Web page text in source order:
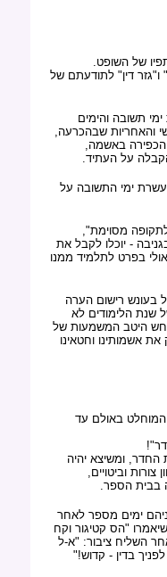
של השופט.
דין" לתודעתם של
תשובה והימים
והאחריות שבהכרעה,
הכפירה באשמה,
על העתיד.
ימי התשובה על
מסוימת",
- יוכלו לקבל את
בפרט לתלמיד ממנו
בעונש רישום הערה
שנת הלימודים לא
היטב המשמעות של
אשמותינו וחטאינו
באולם עד
החדר, ומשיצא יהיה
וביטויים,
בבית הספר.
ימים מספר לאחר
"הס קטיגור וקח
השליח ציבור: "א-ל
בדין - קדוש!"